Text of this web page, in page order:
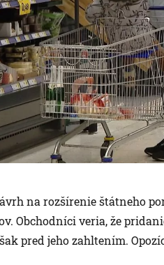
na rozšírenie štátneho
Obchodníci veria, že
pred jeho zahltením.